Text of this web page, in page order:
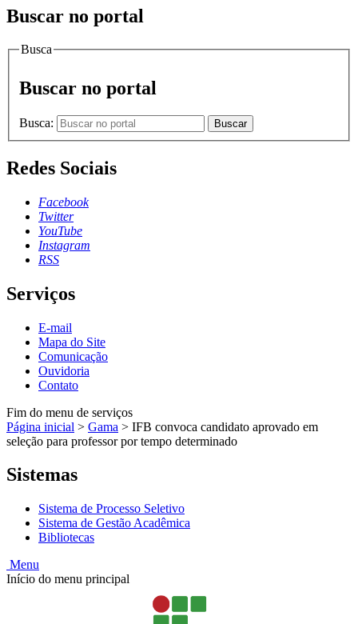
Buscar no portal
Busca
Buscar no portal
Busca: Buscar
Redes Sociais
Facebook
Twitter
YouTube
Instagram
RSS
Serviços
E-mail
Mapa do Site
Comunicação
Ouvidoria
Contato
Fim do menu de serviços
Página inicial > Gama > IFB convoca candidato aprovado em
seleção para professor por tempo determinado
Sistemas
Sistema de Processo Seletivo
Sistema de Gestão Acadêmica
Bibliotecas
Menu
Início do menu principal